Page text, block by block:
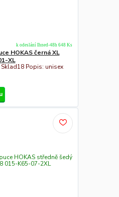
HOKAS černá XL
XL
Sklad18 Popis: unisex
k odeslání Ihned-48h 648 Ks